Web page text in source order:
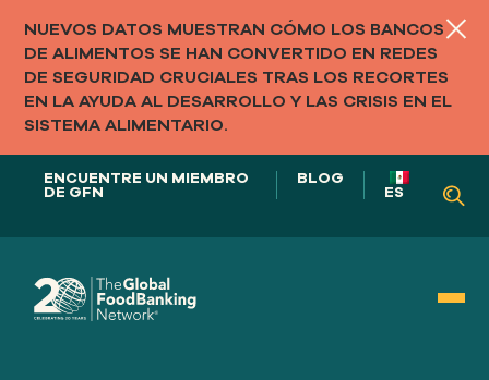
NUEVOS DATOS MUESTRAN CÓMO LOS BANCOS
DE ALIMENTOS SE HAN CONVERTIDO EN REDES
DE SEGURIDAD CRUCIALES TRAS LOS RECORTES
EN LA AYUDA AL DESARROLLO Y LAS CRISIS EN EL
SISTEMA ALIMENTARIO.
ENCUENTRE UN MIEMBRO
DE GFN
BLOG
ES